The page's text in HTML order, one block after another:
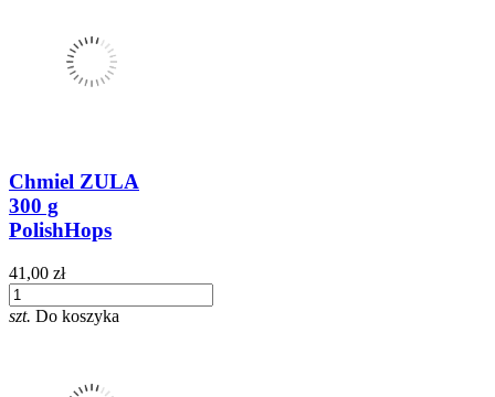
Chmiel ZULA
300 g
PolishHops
41,00 zł
szt. Do koszyka